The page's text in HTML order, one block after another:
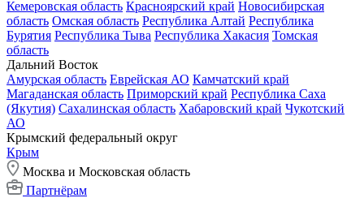
Кемеровская область Красноярский край Новосибирская
область Омская область Республика Алтай Республика
Бурятия Республика Тыва Республика Хакасия Томская
область
Дальний Восток
Амурская область Еврейская АО Камчатский край
Магаданская область Приморский край Республика Саха
(Якутия) Сахалинская область Хабаровский край Чукотский
АО
Крымский федеральный округ
Крым
Москва и Московская область
Партнёрам